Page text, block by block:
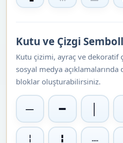
Kutu ve Çizgi
Kutu çizimi, ayraç ve dekoratif
sosyal medya
bloklar oluşturabilirsiniz.
─ ━